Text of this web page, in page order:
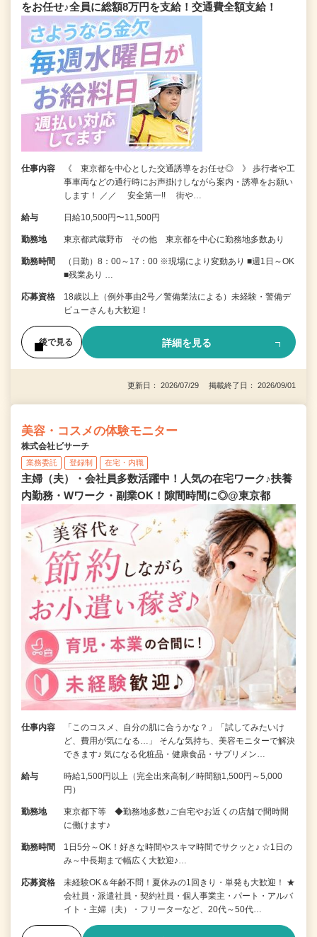
をお任せ♪全員に総額8万円を支給！交通費全額支給！
仕事内容
《 東京都を中心とした交通誘導をお任せ◎ 》 歩行者や工
事車両などの通行時にお声掛けしながら案内・誘導をお願い
します！ ／／ 安全第一!! 街や…
給与 日給10,500円〜11,500円
勤務地 東京都武蔵野市 その他 東京都を中心に勤務地多数あり
勤務時間
（日勤）8：00～17：00 ※現場により変動あり ■週1日～OK
■残業あり …
応募資格
18歳以上（例外事由2号／警備業法による）未経験・警備デ
ビューさんも大歓迎！
後で見る 詳細を見る
更新日： 2026/07/29 掲載終了日： 2026/09/01
美容・コスメの体験モニター
株式会社ビサーチ
業務委託 登録制 在宅・内職
主婦（夫）・会社員多数活躍中！人気の在宅ワーク♪扶養
内勤務・Wワーク・副業OK！隙間時間に◎@東京都
仕事内容
「このコスメ、自分の肌に合うかな？」「試してみたいけ
ど、費用が気になる…」 そんな気持ち、美容モニターで解決
できます♪ 気になる化粧品・健康食品・サプリメン…
給与
時給1,500円以上（完全出来高制／時間額1,500円～5,000
円）
勤務地
東京都下等 ◆勤務地多数♪ご自宅やお近くの店舗で間時間
に働けます♪
勤務時間
1日5分～OK！好きな時間やスキマ時間でサクッと♪ ☆1日の
み～中長期まで幅広く大歓迎♪…
応募資格
未経験OK＆年齢不問！夏休みの1回きり・単発も大歓迎！ ★
会社員・派遣社員・契約社員・個人事業主・パート・アルバ
イト・主婦（夫）・フリーターなど、20代～50代…